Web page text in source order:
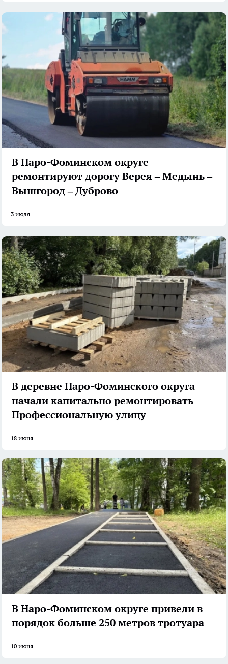
В Наро-Фоминском округе
ремонтируют дорогу Верея – Медынь –
Вышгород – Дуброво
3 июля
В деревне Наро-Фоминского округа
начали капитально ремонтировать
Профессиональную улицу
18 июня
В Наро-Фоминском округе привели в
порядок больше 250 метров тротуара
10 июня